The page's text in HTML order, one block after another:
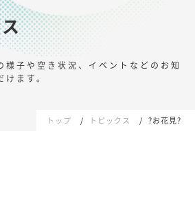
様子や空き状況、イベントなどの お知
ます。
トップ トピックス ?お花見?